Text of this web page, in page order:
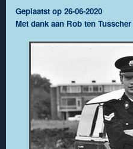
Geplaatst op 26-06-2020
Met dank aan Rob ten Tusscher